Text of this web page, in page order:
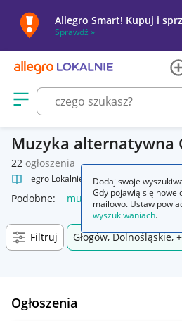
Allegro Smart! Kupuj i
Sprawdź »
Otwórz menu z kategoriami
Muzyka alternatywna
22 ogłoszenia
Allegro Lokalnie Kultura i rozrywka
Podobne: muzyka alternatywna
Filtruj Głogów, Dolnośląskie,
Ogłoszenia
Dodaj swoje
Gdy pojawią się nowe
mailowo. Ustaw
wyszukiwaniach.